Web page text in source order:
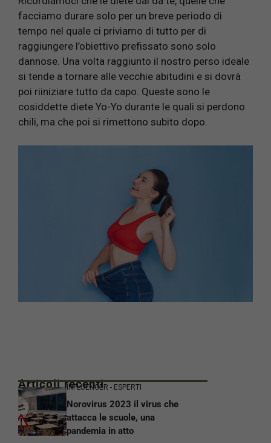
facciamo durare solo per un breve periodo di
tempo nel quale ci priviamo di tutto per di
raggiungere l’obiettivo prefissato sono solo
dannose. Una volta raggiunto il nostro perso ideale
si tende a tornare alle vecchie abitudini e si dovrà
poi riiniziare tutto da capo. Queste sono le
cosiddette diete Yo-Yo durante le quali si perdono
chili, ma che poi si rimettono subito dopo.
Articoli recentiINFLUENCER - ESPERTI
Norovirus 2023 il virus che
attacca le scuole, una
pandemia in atto